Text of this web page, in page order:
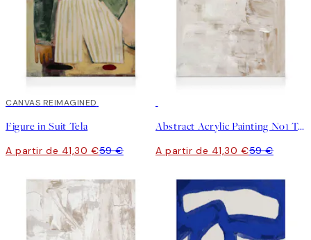
30%*
CANVAS REIMAGINED
Figure in Suit Tela
A partir de 41,30 €59 €
Abstract Acrylic Painting No1 Tela
A partir de 41,30 €59 €